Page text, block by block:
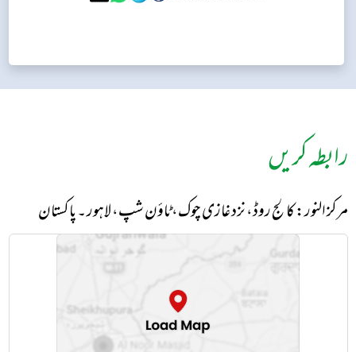
رابطہ کریں
مرکز النور: کالج روڈ، نزد غازی چوک، ٹاؤن شپ، لاہور ۔ پاکستان